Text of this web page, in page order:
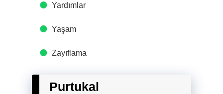
Yardımlar
Yaşam
Zayıflama
Purtukal